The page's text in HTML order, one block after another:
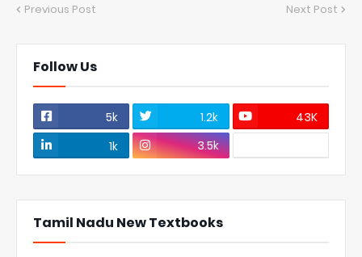
Previous Post Next Post
Follow Us
5k 1.2k
43K
1k
3.5k
Tamil Nadu New Textbooks